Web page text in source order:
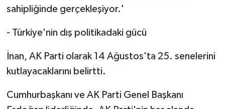
sahipliğinde gerçekleşiyor.'
- Türkiye'nin dış politikadaki gücü
İnan, AK Parti olarak 14 Ağustos'ta 25. senelerini
kutlayacaklarını belirtti.
Cumhurbaşkanı ve AK Parti Genel Başkanı